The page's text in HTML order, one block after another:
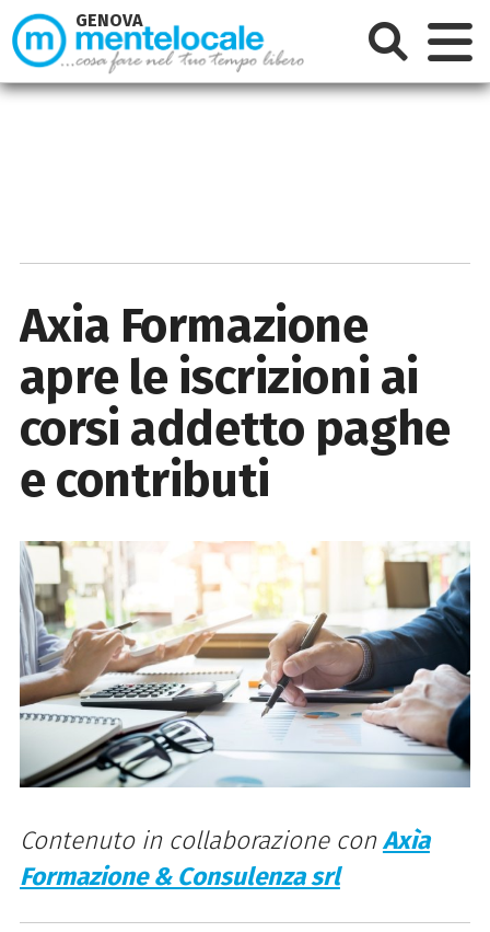
Axia Formazione
apre le iscrizioni ai
corsi addetto paghe
e contributi
Contenuto in collaborazione con Axìa
Formazione & Consulenza srl
GENOVA